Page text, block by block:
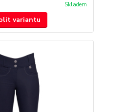
Skladem
variantu